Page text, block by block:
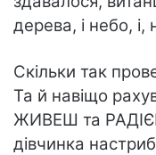
дерева, і небо, і,
Скільки так
Та й навіщо
ЖИВЕШ та
дівчинка